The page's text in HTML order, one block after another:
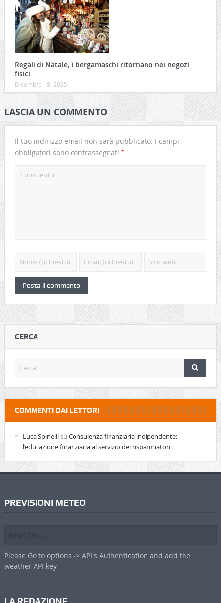
Regali di Natale, i bergamaschi ritornano nei negozi
fisici
Dicembre 18, 2025
LASCIA UN COMMENTO
Il tuo indirizzo email non sarà pubblicato. I campi
obbligatori sono contrassegnati *
CERCA
COMMENTI DAI LETTORI
Luca Spinellisu Consulenza finanziaria indipendente:
l’educazione finanziaria al servizio dei risparmiatori
PREVISIONI METEO
Please Go to options -> API's Authentication and add the
weather API key
LA REDAZIONE